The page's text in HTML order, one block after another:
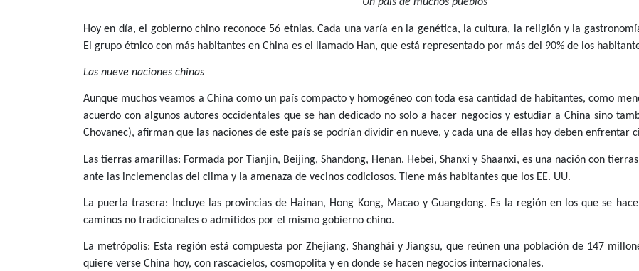
Un país de muchos pueblos
Hoy en día, el gobierno chino reconoce 56 etnias. Cada una varía en la genética, la cultura, la religión y la
El grupo étnico con más habitantes en China es el llamado Han, que está representado por más del 90% de los
Las nueve naciones chinas
Aunque muchos veamos a China como un país compacto y homogéneo con toda esa cantidad de habitantes, como
acuerdo con algunos autores occidentales que se han dedicado no solo a hacer negocios y estudiar a China sino
Chovanec), afirman que las naciones de este país se podrían dividir en nueve, y cada una de ellas hoy deben enfrentar
Las tierras amarillas: Formada por Tianjin, Beijing, Shandong, Henan. Hebei, Shanxi y Shaanxi, es una nación con
ante las inclemencias del clima y la amenaza de vecinos codiciosos. Tiene más habitantes que los EE. UU.
La puerta trasera: Incluye las provincias de Hainan, Hong Kong, Macao y Guangdong. Es la región en los que se
caminos no tradicionales o admitidos por el mismo gobierno chino.
La metrópolis: Esta región está compuesta por Zhejiang, Shanghái y Jiangsu, que reúnen una población de 147
quiere verse China hoy, con rascacielos, cosmopolita y en donde se hacen negocios internacionales.